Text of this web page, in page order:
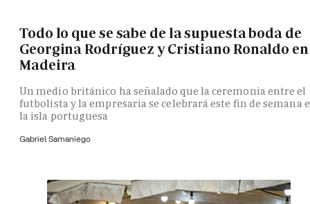
Todo lo que se sabe de la supuesta boda de
Georgina Rodríguez y Cristiano Ronaldo en
Madeira
Un medio británico ha señalado que la ceremonia entre el
futbolista y la empresaria se celebrará este fin de semana
la isla portuguesa
Gabriel Samaniego